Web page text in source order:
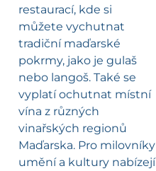
restaurací, kde si
můžete vychutnat
tradiční maďarské
pokrmy, jako je gulaš
nebo langoš. Také se
vyplatí ochutnat místní
vína z různých
vinařských regionů
Maďarska. Pro milovníky
umění a kultury nabízejí